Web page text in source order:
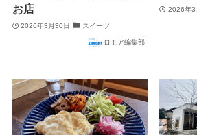
お店
2026年3月30日 スイーツ
ロモア編集部
2026年3